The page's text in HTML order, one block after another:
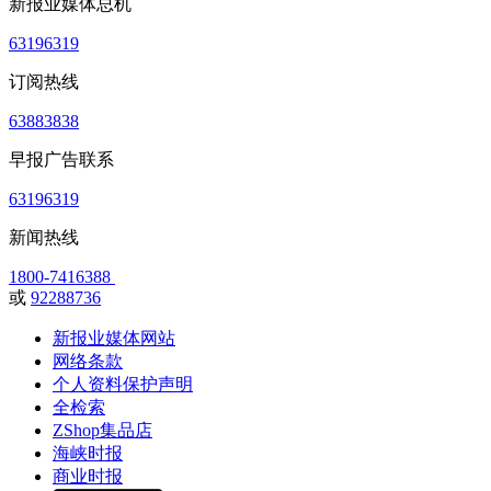
63196319
订阅热线
63883838
早报广告联系
63196319
新闻热线
1800-7416388
或 92288736
新报业媒体网站
网络条款
个人资料保护声明
全检索
ZShop集品店
海峡时报
商业时报